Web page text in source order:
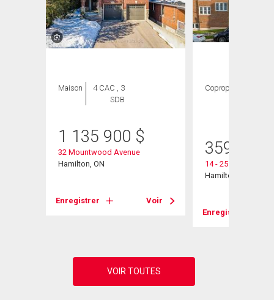
Maison
4 CAC , 3
SDB
1 135 900 $
32 Mountwood Avenue
Hamilton, ON
Enregistrer Voir
Copropriété
359 900
14 - 25
Hamilton, ON
Enregistrer